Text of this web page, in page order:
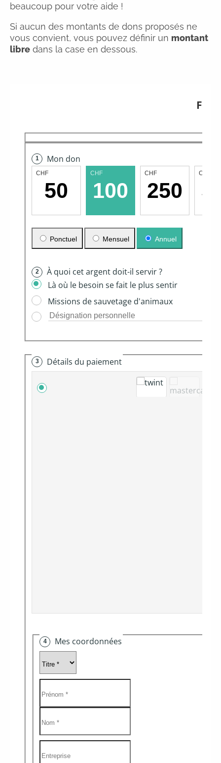
beaucoup pour votre aide !
Si aucun des montants de dons proposés ne
vous convient, vous pouvez définir un montant
libre dans la case en dessous.